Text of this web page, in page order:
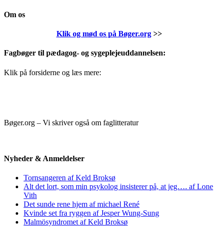
Om os
Klik og mød os på Bøger.org>>
Fagbøger til pædagog- og sygeplejeuddannelsen:
Klik på forsiderne og læs mere:
Bøger.org – Vi skriver også om faglitteratur
Nyheder & Anmeldelser
Tornsangeren af Keld Broksø
Alt det lort, som min psykolog insisterer på, at jeg…. af Lone
Vith
Det sunde rene hjem af michael René
Kvinde set fra ryggen af Jesper Wung-Sung
Malmösyndromet af Keld Broksø